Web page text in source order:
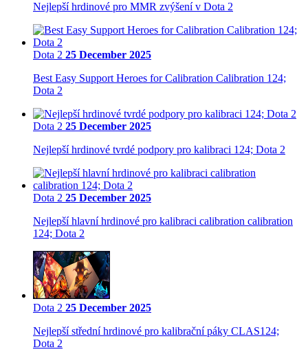
Nejlepší hrdinové pro MMR zvýšení v Dota 2
Dota 2 25 December 2025
Best Easy Support Heroes for Calibration Calibration 124;
Dota 2
Dota 2 25 December 2025
Nejlepší hrdinové tvrdé podpory pro kalibraci 124; Dota 2
Dota 2 25 December 2025
Nejlepší hlavní hrdinové pro kalibraci calibration calibration
124; Dota 2
Dota 2 25 December 2025
Nejlepší střední hrdinové pro kalibrační páky CLAS124;
Dota 2